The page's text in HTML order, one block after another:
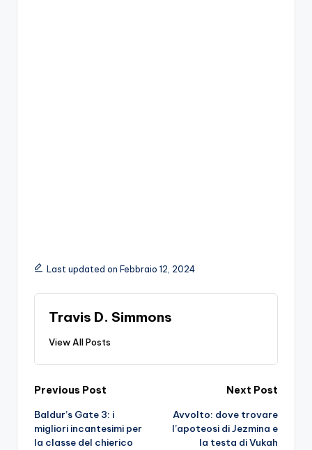
Last updated on Febbraio 12, 2024
Travis D. Simmons
View All Posts
Post
navigation
Previous Post
Baldur’s Gate 3: i
migliori incantesimi per
la classe del chierico
Next Post
Avvolto: dove trovare
l’apoteosi di Jezmina e
la testa di Vukah